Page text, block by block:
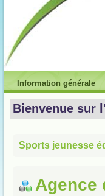
Information générale
Bienvenue sur
Sports jeunesse
Agence